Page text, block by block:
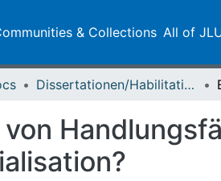
& Collections All of
Dissertationen/Habilitationen